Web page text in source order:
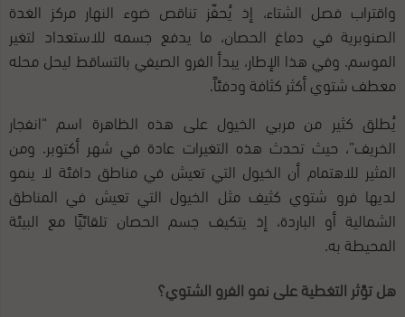
واقتراب فصل الشتاء، إذ يُحفّز تناقص ضوء النهار مركز الغدة
الصنوبرية في دماغ الحصان، ما يدفع جسمه للاستعداد لتغير
الموسم. وفي هذا الإطار، يبدأ الفرو الصيفي بالتساقط ليحل محله
معطف شتوي أكثر كثافة ودفئاً.
يُطلق كثير من مربي الخيول على هذه الظاهرة اسم “انفجار
الخريف”، حيث تحدث هذه التغيرات عادة في شهر أكتوبر. ومن
المثير للاهتمام أن الخيول التي تعيش في مناطق دافئة لا ينمو
لديها فرو شتوي كثيف مثل الخيول التي تعيش في المناطق
الشمالية أو الباردة، إذ يتكيف جسم الحصان تلقائيًا مع البيئة
المحيطة به.
هل تؤثر التغطية على نمو الفرو الشتوي؟